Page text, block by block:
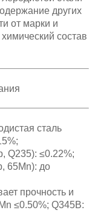
других
от марки и
состав
сталь
Q235): ≤0.22%;
65Mn): до
прочность и
≤0.50%; Q345B: